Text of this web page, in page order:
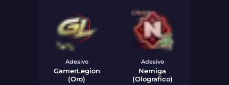
Adesivo
GamerLegion
(Oro)
Adesivo
Nemiga
(Olografico)